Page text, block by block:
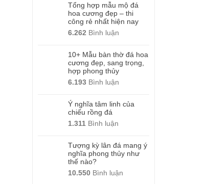
Tổng hợp mẫu mộ đá
hoa cương đẹp – thi
công rẻ nhất hiện nay
6.262 Bình luận
10+ Mẫu bàn thờ đá hoa
cương đẹp, sang trọng,
hợp phong thủy
6.193 Bình luận
Ý nghĩa tâm linh của
chiếu rồng đá
1.311 Bình luận
Tượng kỳ lân đá mang ý
nghĩa phong thủy như
thế nào?
10.550 Bình luận